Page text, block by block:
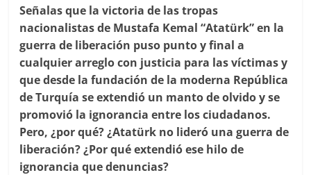
Señalas que la victoria de las tropas
nacionalistas de Mustafa Kemal “Atatürk” en la
guerra de liberación puso punto y final a
cualquier arreglo con justicia para las víctimas y
que desde la fundación de la moderna República
de Turquía se extendió un manto de olvido y se
promovió la ignorancia entre los ciudadanos.
Pero, ¿por qué? ¿Atatürk no lideró una guerra de
liberación? ¿Por qué extendió ese hilo de
ignorancia que denuncias?